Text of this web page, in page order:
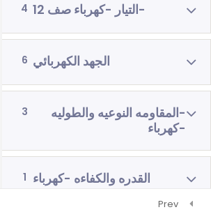
-التيار -كهرباء صف 12 4
الجهد الكهربائي 6
-المقاومه النوعيه والطوليه
-كهرباء
3
القدره والكفاءه -كهرباء 1
Prev